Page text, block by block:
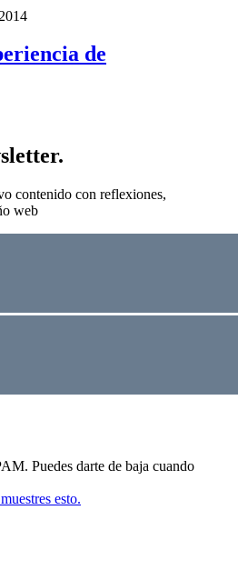
de
contenido con reflexiones,
web
Puedes darte de baja cuando
esto.